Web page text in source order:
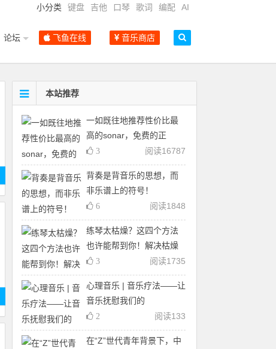
小分类 键盘 吉他 口琴 歌词 编配 AI
论坛 飞鱼在线 音乐商店
本站推荐
一如既往地推荐性价比最
高的sonar，免费的正
阅读16787
3
背奏是背音乐的思想，而
非乐谱上的符号！
阅读1848
6
练琴太枯燥？这四个方法
也许能帮到你！解决枯燥
阅读1735
3
心理音乐 | 音乐疗法——让
音乐抚慰我们的
阅读133
2
在“Z”世代青年背景下，中